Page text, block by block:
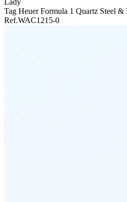
Lady
Tag Heuer Formula 1 Quartz Steel &
Ref.WAC1215-0